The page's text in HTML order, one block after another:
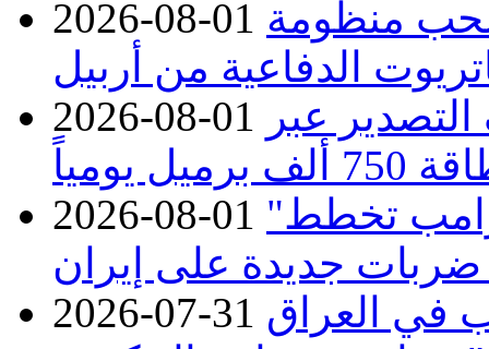
2026-08-01 منظومة
الدفاعية من أربيل
2026-08-01
التصدير عبر
يومياً
2026-08-01 "في أقرب وقت ممكن".. إدارة ترامب تخطط
جديدة على إيران
2026-07-31 في العراق